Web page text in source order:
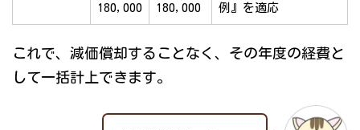
180,000
180,000
例』を適応
これで、減価償却することなく、その年度の経費と
して一括計上できます。